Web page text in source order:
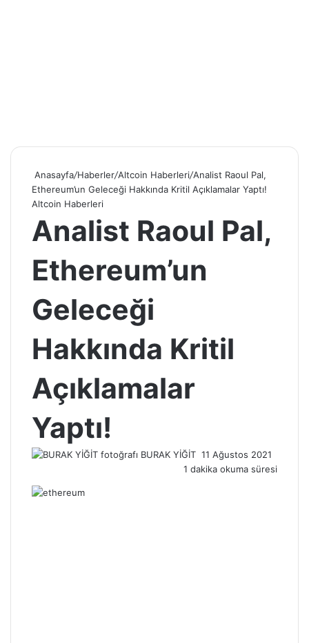
Anasayfa/Haberler/Altcoin Haberleri/Analist Raoul Pal,
Ethereum’un Geleceği Hakkında Kritil Açıklamalar Yaptı!
Altcoin Haberleri
Analist Raoul Pal,
Ethereum’un
Geleceği
Hakkında Kritil
Açıklamalar
Yaptı!
BURAK YİĞİT Bir
e-
11 Ağustos 2021
1 dakika okuma süresi